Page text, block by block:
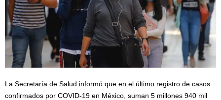
La Secretaría de Salud informó que en el último registro de casos
confirmados por COVID-19 en México, suman 5 millones 940 mil